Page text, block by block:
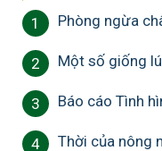
1 Phòng ngừa
2 Một số giống
3 Báo cáo Tình
4 Thời của nông